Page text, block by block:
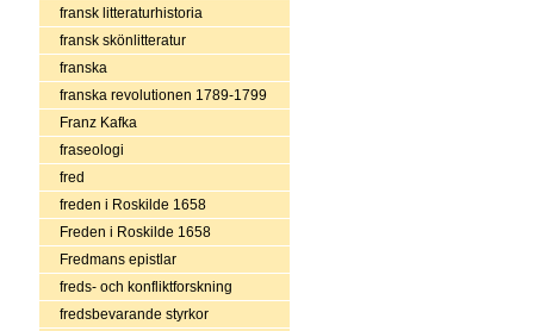
fransk litteraturhistoria
fransk skönlitteratur
franska
franska revolutionen 1789-1799
Franz Kafka
fraseologi
fred
freden i Roskilde 1658
Freden i Roskilde 1658
Fredmans epistlar
freds- och konfliktforskning
fredsbevarande styrkor